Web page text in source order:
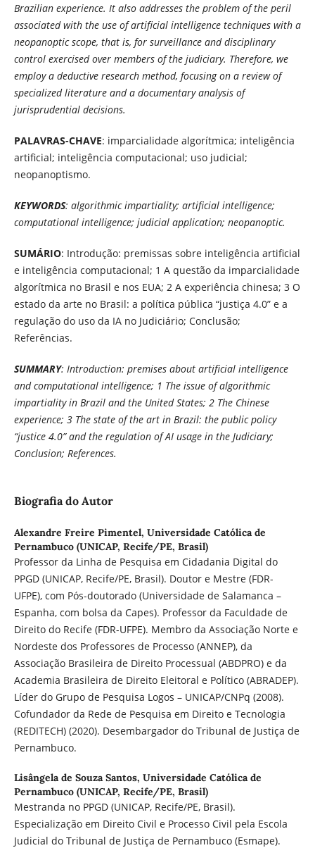
Brazilian experience. It also addresses the problem of the peril
associated with the use of artificial intelligence techniques with a
neopanoptic scope, that is, for surveillance and disciplinary
control exercised over members of the judiciary. Therefore, we
employ a deductive research method, focusing on a review of
specialized literature and a documentary analysis of
jurisprudential decisions.
PALAVRAS-CHAVE: imparcialidade algorítmica; inteligência
artificial; inteligência computacional; uso judicial;
neopanoptismo.
KEYWORDS: algorithmic impartiality; artificial intelligence;
computational intelligence; judicial application; neopanoptic.
SUMÁRIO: Introdução: premissas sobre inteligência artificial
e inteligência computacional; 1 A questão da imparcialidade
algorítmica no Brasil e nos EUA; 2 A experiência chinesa; 3 O
estado da arte no Brasil: a política pública “justiça 4.0” e a
regulação do uso da IA no Judiciário; Conclusão;
Referências.
SUMMARY: Introduction: premises about artificial intelligence
and computational intelligence; 1 The issue of algorithmic
impartiality in Brazil and the United States; 2 The Chinese
experience; 3 The state of the art in Brazil: the public policy
“justice 4.0”and the regulation of AI usage in the Judiciary;
Conclusion; References.
Biografia do Autor
Alexandre Freire Pimentel, Universidade Católica de
Pernambuco (UNICAP, Recife/PE, Brasil)
Professor da Linha de Pesquisa em Cidadania Digital do
PPGD (UNICAP, Recife/PE, Brasil). Doutor e Mestre (FDR-
UFPE), com Pós-doutorado (Universidade de Salamanca –
Espanha, com bolsa da Capes). Professor da Faculdade de
Direito do Recife (FDR-UFPE). Membro da Associação Norte e
Nordeste dos Professores de Processo (ANNEP), da
Associação Brasileira de Direito Processual (ABDPRO) e da
Academia Brasileira de Direito Eleitoral e Político (ABRADEP).
Líder do Grupo de Pesquisa Logos – UNICAP/CNPq (2008).
Cofundador da Rede de Pesquisa em Direito e Tecnologia
(REDITECH) (2020). Desembargador do Tribunal de Justiça de
Pernambuco.
Lisângela de Souza Santos, Universidade Católica de
Pernambuco (UNICAP, Recife/PE, Brasil)
Mestranda no PPGD (UNICAP, Recife/PE, Brasil).
Especialização em Direito Civil e Processo Civil pela Escola
Judicial do Tribunal de Justiça de Pernambuco (Esmape).